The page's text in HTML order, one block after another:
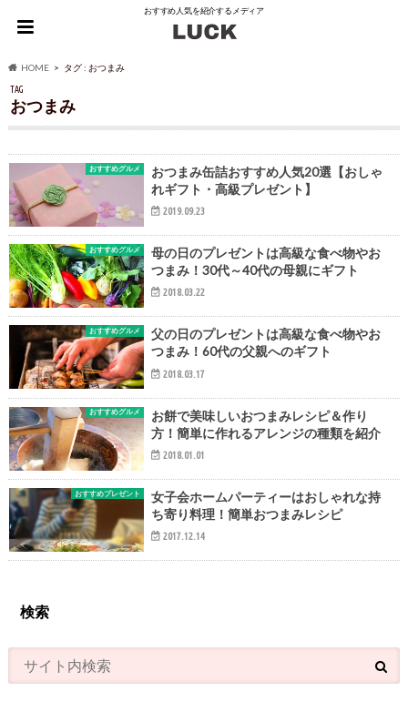
おすすめ人気を紹介するメディア
HOME タグ : おつまみ
TAG
おつまみ
おすすめグルメ
おつまみ缶詰おすすめ人気20選【おしゃ
れギフト・高級プレゼント】
2019.09.23
おすすめグルメ
母の日のプレゼントは高級な食べ物やお
つまみ！30代～40代の母親にギフト
2018.03.22
おすすめグルメ
父の日のプレゼントは高級な食べ物やお
つまみ！60代の父親へのギフト
2018.03.17
おすすめグルメ
お餅で美味しいおつまみレシピ＆作り
方！簡単に作れるアレンジの種類を紹介
2018.01.01
おすすめプレゼント
女子会ホームパーティーはおしゃれな持
ち寄り料理！簡単おつまみレシピ
2017.12.14
検索